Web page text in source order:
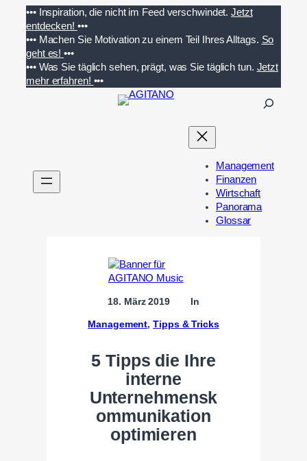
Inhalt
springen
••• Inspiration, die nicht im Feed verschwindet. Jetzt
entdecken! •••
••• Machen Sie Motivation zu einem Teil Ihres Alltags. So
geht es!•••
••• Was Sie täglich sehen, prägt, was Sie täglich tun. Jetzt
mehr erfahren! •••
n
Management
Finanzen
Wirtschaft
Panorama
Glossar
18. März 2019 In
Management, Tipps & Tricks
5 Tipps die Ihre
interne
Unternehmensk
ommunikation
optimieren